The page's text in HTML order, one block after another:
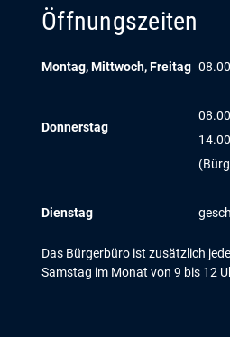
Öffnungszeiten
Montag, Mittwoch, Freitag
Donnerstag
Dienstag
Das Bürgerbüro ist zusätzlich
Samstag im Monat von 9 bis 12